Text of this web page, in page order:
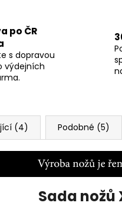
po ČR
s dopravou
výdejních
(4) Podobné (5)
Sada nožů